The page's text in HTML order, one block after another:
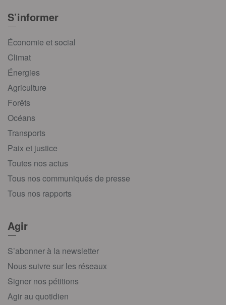
S’informer
Économie et social
Climat
Énergies
Agriculture
Forêts
Océans
Transports
Paix et justice
Toutes nos actus
Tous nos communiqués de presse
Tous nos rapports
Agir
S’abonner à la newsletter
Nous suivre sur les réseaux
Signer nos pétitions
Agir au quotidien